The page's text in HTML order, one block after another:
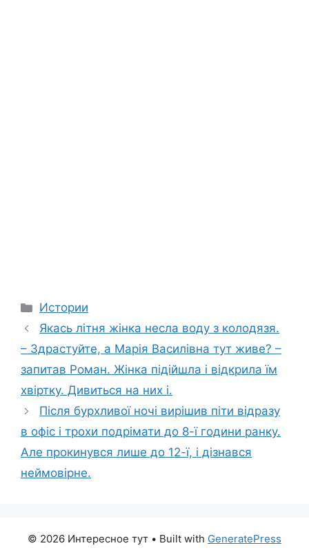
Categories
Истории
Якась літня жінка несла воду з колодязя.
– Здрастуйте, а Марія Василівна тут живе? –
запитав Роман. Жінка підійшла і відкрила їм
хвіртку. Дивиться на них і.
Після бурхливої ночі вирішив піти відразу
в офіс і трохи подрімати до 8-ї години ранку.
Але прокинувся лише до 12-ї, і дізнався
неймовірне.
© 2026 Интересное тут • Built with GeneratePress